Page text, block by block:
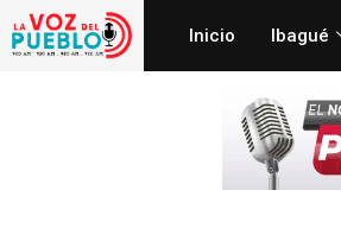
Inicio Ibagué